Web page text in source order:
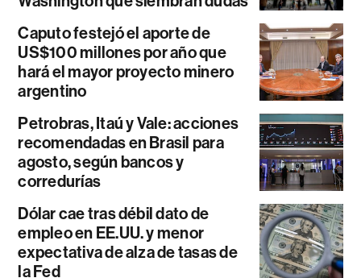
Caputo festejó el aporte de
US$100 millones por año que
hará el mayor proyecto minero
argentino
Petrobras, Itaú y Vale: acciones
recomendadas en Brasil para
agosto, según bancos y
corredurías
Dólar cae tras débil dato de
empleo en EE.UU. y menor
expectativa de alza de tasas de
la Fed